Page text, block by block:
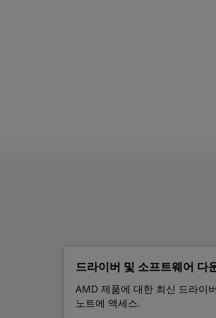
드라이버 및 소프트웨어 다
AMD 제품에 대한 최신 드라이
노트에 액세스.